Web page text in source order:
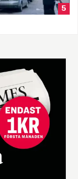
5